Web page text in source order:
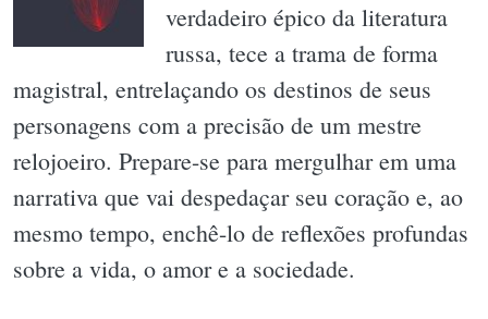
verdadeiro épico da literatura
russa, tece a trama de forma
magistral, entrelaçando os destinos de seus
personagens com a precisão de um mestre
relojoeiro. Prepare-se para mergulhar em uma
narrativa que vai despedaçar seu coração e, ao
mesmo tempo, enchê-lo de reflexões profundas
sobre a vida, o amor e a sociedade.